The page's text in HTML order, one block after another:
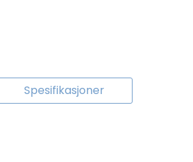
Spesifikasjoner